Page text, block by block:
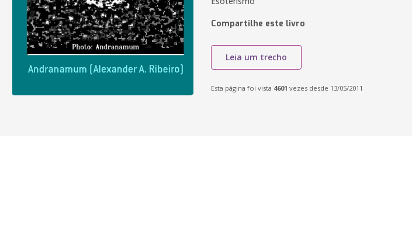
Compartilhe este livro
Leia um trecho
Esta página foi vista 4601 vezes desde 13/05/2011